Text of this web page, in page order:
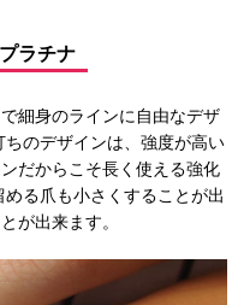
ラチナ
細身のラインに自由なデザ
のデザインは、強度が高い
だからこそ長く使える強化
る爪も小さくすることが出
が出来ます。